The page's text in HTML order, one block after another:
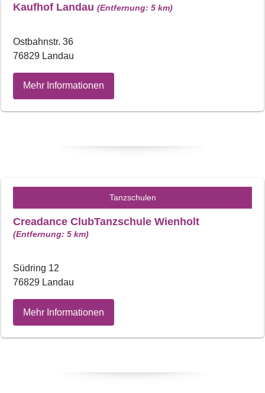
Kaufhof Landau (Entfernung: 5 km)
Ostbahnstr. 36
76829 Landau
Mehr Informationen
Tanzschulen
Creadance ClubTanzschule Wienholt
(Entfernung: 5 km)
Südring 12
76829 Landau
Mehr Informationen